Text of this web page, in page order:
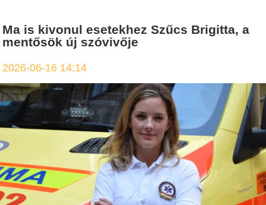
Ma is kivonul esetekhez Szűcs Brigitta, a
mentősök új szóvivője
2026-06-16 14:14